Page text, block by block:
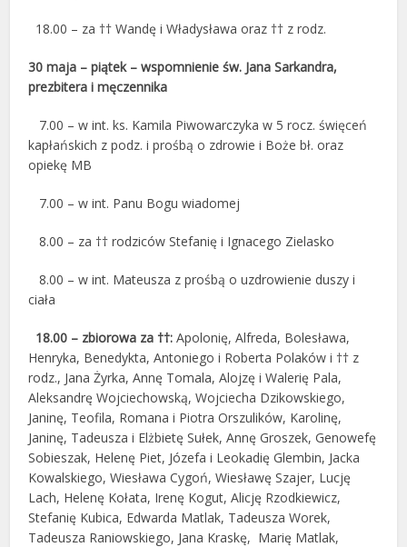
18.00 – za †† Wandę i Władysława oraz †† z rodz.
30 maja – piątek – wspomnienie św. Jana Sarkandra,
prezbitera i męczennika
7.00 – w int. ks. Kamila Piwowarczyka w 5 rocz. święceń
kapłańskich z podz. i prośbą o zdrowie i Boże bł. oraz
opiekę MB
7.00 – w int. Panu Bogu wiadomej
8.00 – za †† rodziców Stefanię i Ignacego Zielasko
8.00 – w int. Mateusza z prośbą o uzdrowienie duszy i
ciała
18.00 – zbiorowa za ††: Apolonię, Alfreda, Bolesława,
Henryka, Benedykta, Antoniego i Roberta Polaków i †† z
rodz., Jana Żyrka, Annę Tomala, Alojzę i Walerię Pala,
Aleksandrę Wojciechowską, Wojciecha Dzikowskiego,
Janinę, Teofila, Romana i Piotra Orszulików, Karolinę,
Janinę, Tadeusza i Elżbietę Sułek, Annę Groszek, Genowefę
Sobieszak, Helenę Piet, Józefa i Leokadię Glembin, Jacka
Kowalskiego, Wiesława Cygoń, Wiesławę Szajer, Lucję
Lach, Helenę Kołata, Irenę Kogut, Alicję Rzodkiewicz,
Stefanię Kubica, Edwarda Matlak, Tadeusza Worek,
Tadeusza Raniowskiego, Jana Kraskę, Marię Matlak,